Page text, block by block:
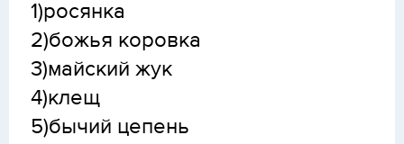
1)росянка
2)божья коровка
3)майский жук
4)клещ
5)бычий цепень